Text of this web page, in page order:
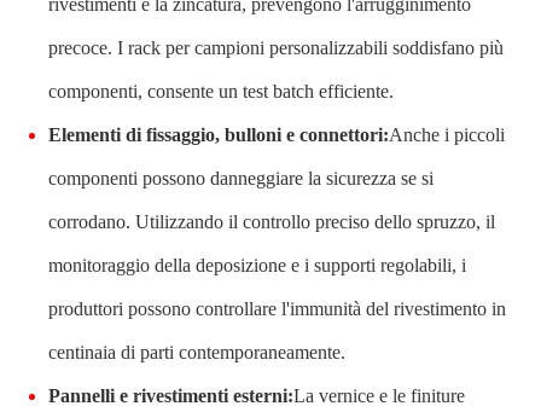
rivestimenti e la zincatura, prevengono l'arrugginimento
precoce. I rack per campioni personalizzabili soddisfano più
componenti, consente un test batch efficiente.
Elementi di fissaggio, bulloni e connettori:Anche i piccoli
componenti possono danneggiare la sicurezza se si
corrodano. Utilizzando il controllo preciso dello spruzzo, il
monitoraggio della deposizione e i supporti regolabili, i
produttori possono controllare l'immunità del rivestimento in
centinaia di parti contemporaneamente.
Pannelli e rivestimenti esterni:La vernice e le finiture